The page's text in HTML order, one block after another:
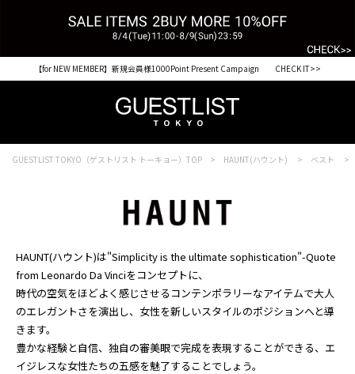
【for NEW MEMBER】新規会員様1000Point Present Campaign CHECK IT>>
GUESTLIST TOKYO（ゲストリスト トーキョー）TOP HAUNT(ハウント) ベスト
HAUNT(ハウント)は"Simplicity is the ultimate sophistication"-Quote
from Leonardo Da Vinciをコンセプトに、
時代の空気をほどよく感じさせるコンテンポラリーなアイテムで大人
のエレガントさを演出し、女性を新しいスタイルのポジションへと導
きます。
豊かな経験と自信、独自の審美眼で完成を表現することができる、エ
イジレスな女性たちの五感を魅了することでしょう。